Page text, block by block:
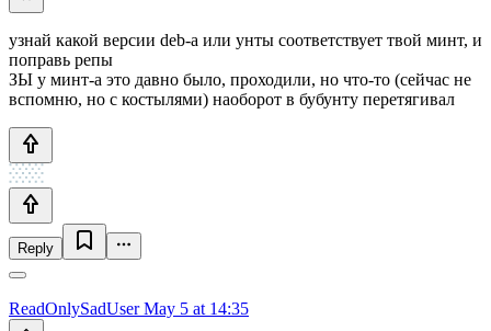
узнай какой версии deb-a или унты соответствует твой минт, и
поправь репы
ЗЫ у минт-а это давно было, проходили, но что-то (сейчас не
вспомню, но с костылями) наоборот в бубунту перетягивал
Reply
ReadOnlySadUserMay 5 at 14:35